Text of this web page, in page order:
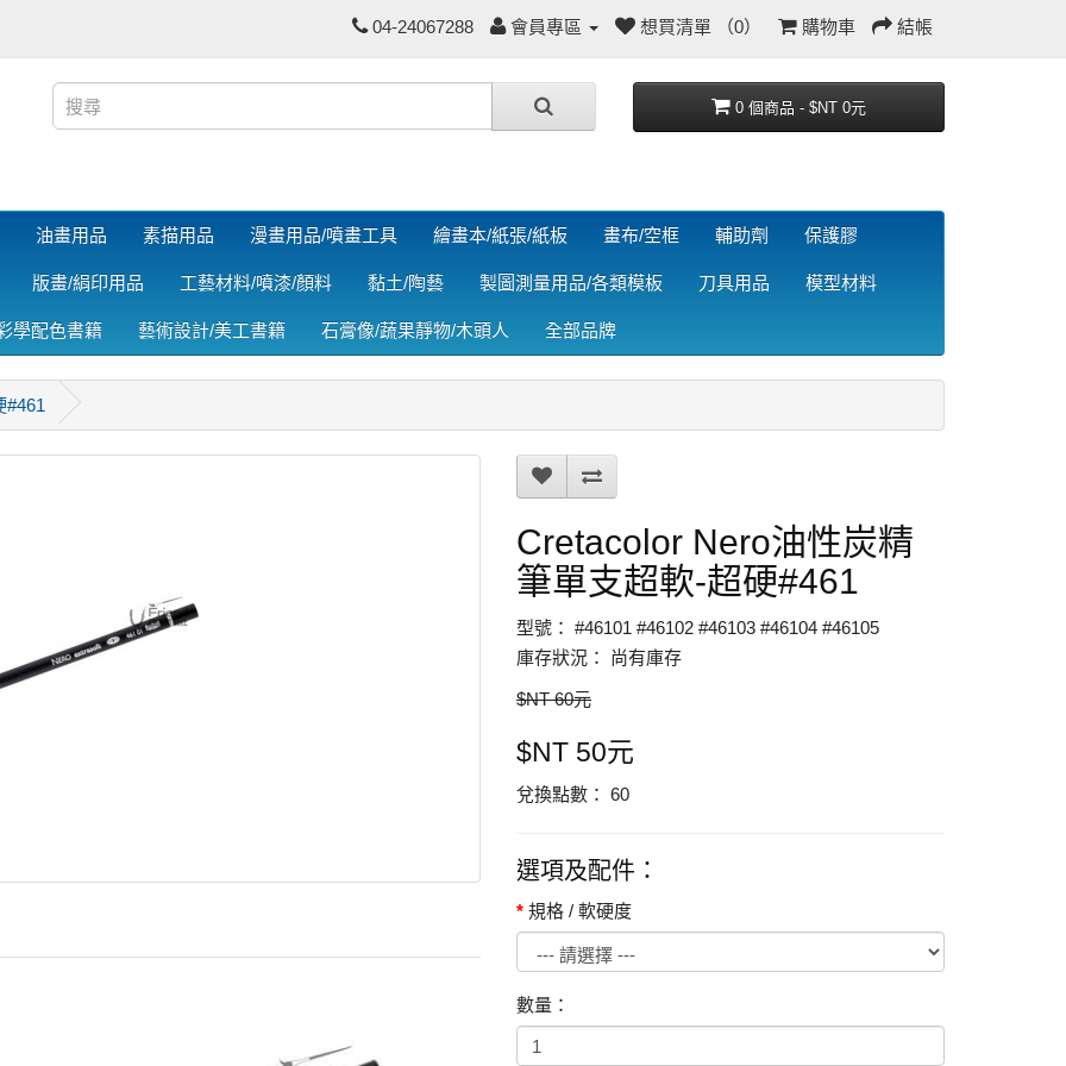
04-24067288 會員專區 想買清單 （0） 購物車 結帳
0 個商品 - $NT 0元
油畫用品 素描用品 漫畫用品/噴畫工具 繪畫本/紙張/紙板 畫布/空框 輔助劑 保護膠
版畫/絹印用品 工藝材料/噴漆/顏料 黏土/陶藝 製圖測量用品/各類模板 刀具用品 模型材料
學配色書籍 藝術設計/美工書籍 石膏像/蔬果靜物/木頭人 全部品牌
#461
Cretacolor Nero油性炭精
筆單支超軟-超硬#461
型號： #46101 #46102 #46103 #46104 #46105
庫存狀況： 尚有庫存
$NT 60元
$NT 50元
兌換點數： 60
選項及配件：
規格 / 軟硬度
數量：